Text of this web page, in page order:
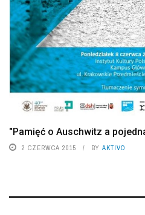
"Pamięć o Auschwitz a
2 CZERWCA 2015 BY AKTIVO